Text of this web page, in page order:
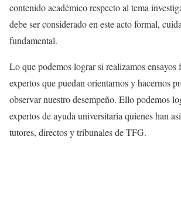
contenido académico respecto al tema
debe ser considerado en este acto formal,
fundamental.
Lo que podemos lograr si realizamos ensayos
expertos que puedan orientarnos y hacernos
observar nuestro desempeño. Ello podemos
expertos de ayuda universitaria quienes han
tutores, directos y tribunales de TFG.